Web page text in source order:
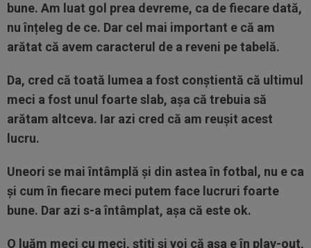
bune. Am luat gol prea devreme, ca de fiecare dată,
nu înțeleg de ce. Dar cel mai important e că am
arătat că avem caracterul de a reveni pe tabelă.
Da, cred că toată lumea a fost conștientă că ultimul
meci a fost unul foarte slab, așa că trebuia să
arătam altceva. Iar azi cred că am reușit acest
lucru.
Uneori se mai întâmplă și din astea în fotbal, nu e ca
și cum în fiecare meci putem face lucruri foarte
bune. Dar azi s-a întâmplat, așa că este ok.
O luăm meci cu meci, știți și voi că așa e în play-out,